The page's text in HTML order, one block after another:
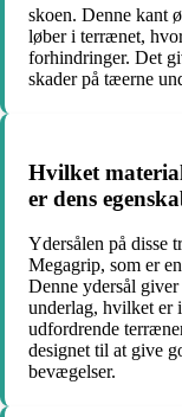
skoen. Denne kant
løber i terrænet,
forhindringer. Det
skader på tæerne
Hvilket
er dens
Ydersålen på disse
Megagrip, som er
Denne ydersål
underlag, hvilket er
udfordrende
designet til at give
bevægelser.